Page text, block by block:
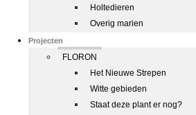
Holtedieren
Overig marien
Projecten
FLORON
Het Nieuwe Strepen
Witte gebieden
Staat deze plant er nog?